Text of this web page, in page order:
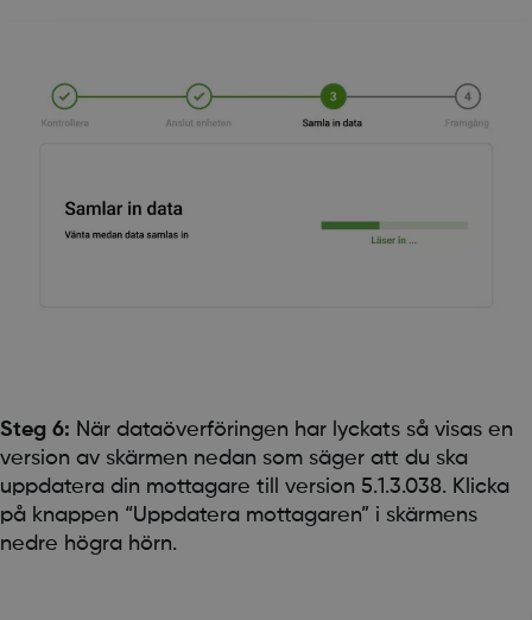
Steg 6: När dataöverföringen har lyckats så visas en
version av skärmen nedan som säger att du ska
uppdatera din mottagare till version 5.1.3.038. Klicka
på knappen “Uppdatera mottagaren” i skärmens
nedre högra hörn.